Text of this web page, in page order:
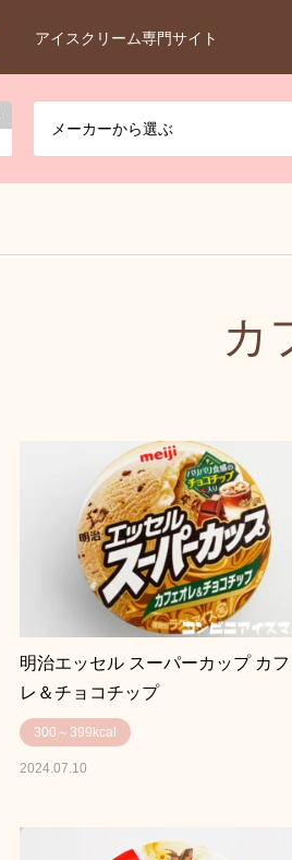
アイスクリーム専門サイト
メーカーから選ぶ
カ
明治エッセル スーパーカップ カ
レ＆チョコチップ
300～399kcal
2024.07.10